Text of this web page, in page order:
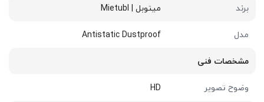
برند
میتوبل | Mietubl
مدل
Antistatic Dustproof
مشخصات فنی
وضوح تصویر
HD